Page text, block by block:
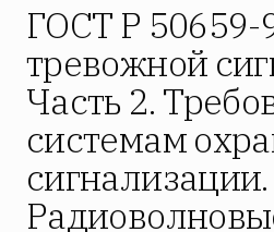
ГОСТ Р
тревожной
Часть 2.
системам